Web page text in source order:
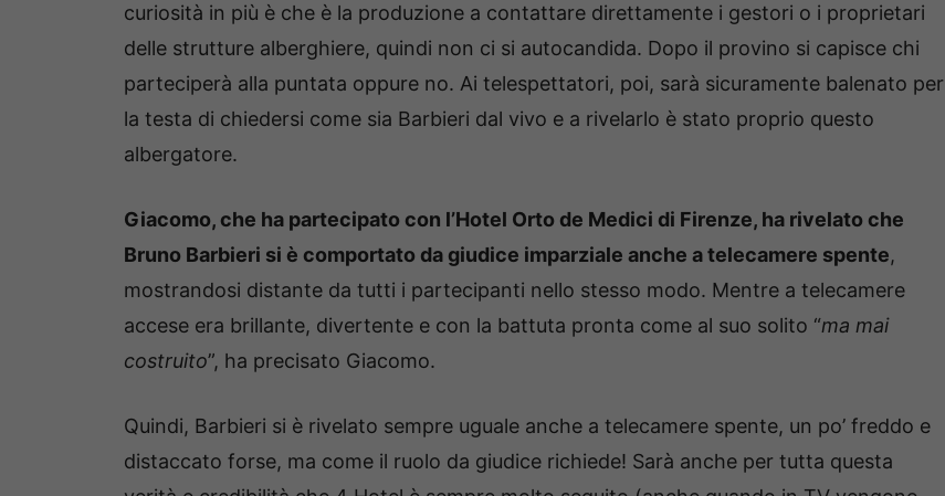
curiosità in più è che è la produzione a contattare direttamente i gestori o i proprietari
delle strutture alberghiere, quindi non ci si autocandida. Dopo il provino si capisce chi
parteciperà alla puntata oppure no. Ai telespettatori, poi, sarà sicuramente balenato per
la testa di chiedersi come sia Barbieri dal vivo e a rivelarlo è stato proprio questo
albergatore.
Giacomo, che ha partecipato con l’Hotel Orto de Medici di Firenze, ha rivelato che
Bruno Barbieri si è comportato da giudice imparziale anche a telecamere spente,
mostrandosi distante da tutti i partecipanti nello stesso modo. Mentre a telecamere
accese era brillante, divertente e con la battuta pronta come al suo solito “ma mai
costruito”, ha precisato Giacomo.
Quindi, Barbieri si è rivelato sempre uguale anche a telecamere spente, un po’ freddo e
distaccato forse, ma come il ruolo da giudice richiede! Sarà anche per tutta questa